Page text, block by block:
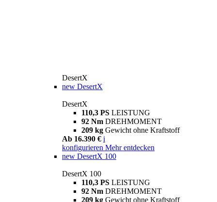
DesertX
new DesertX
DesertX
110,3 PS LEISTUNG
92 Nm DREHMOMENT
209 kg Gewicht ohne Kraftstoff
Ab 16.390 € i
konfigurieren Mehr entdecken
new DesertX 100
DesertX 100
110,3 PS LEISTUNG
92 Nm DREHMOMENT
209 kg Gewicht ohne Kraftstoff